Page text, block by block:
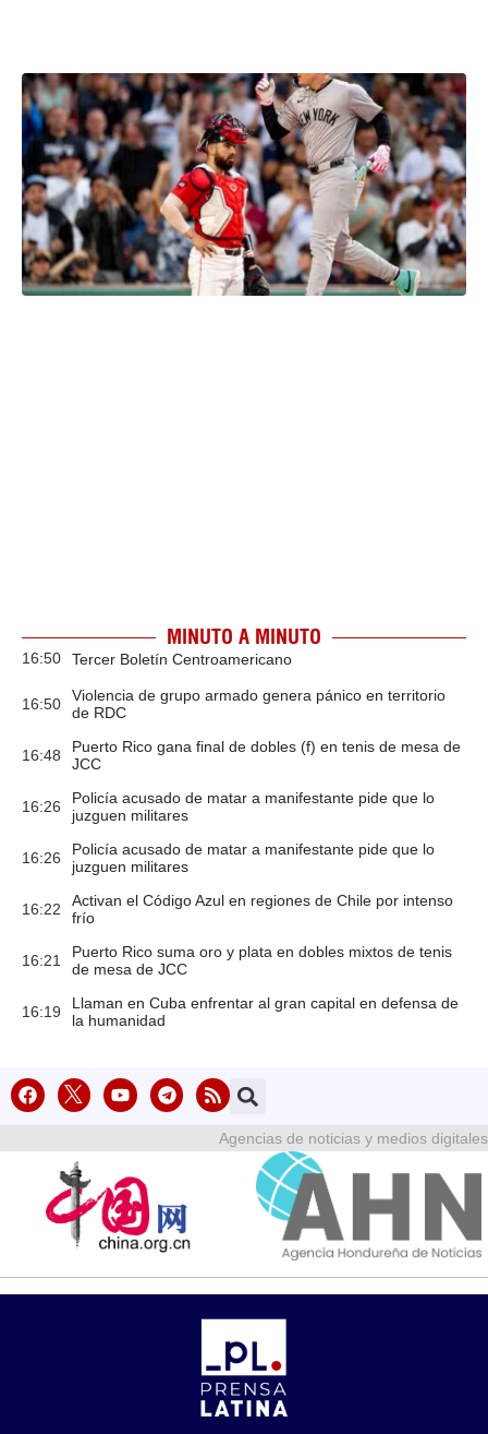
MINUTO A MINUTO
16:50 Tercer Boletín Centroamericano
16:50
Violencia de grupo armado genera pánico en territorio
de RDC
16:48
Puerto Rico gana final de dobles (f) en tenis de mesa de
JCC
16:26
Policía acusado de matar a manifestante pide que lo
juzguen militares
16:26
Policía acusado de matar a manifestante pide que lo
juzguen militares
16:22
Activan el Código Azul en regiones de Chile por intenso
frío
16:21
Puerto Rico suma oro y plata en dobles mixtos de tenis
de mesa de JCC
16:19
Llaman en Cuba enfrentar al gran capital en defensa de
la humanidad
Agencias de noticias y medios digitales